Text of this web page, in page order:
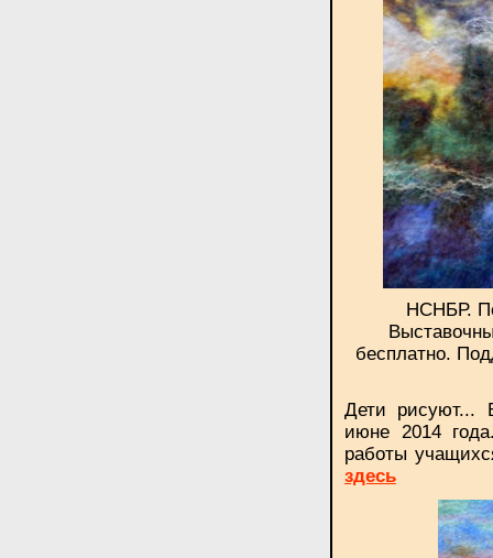
НСНБР.
бесплатно.
Дети рисуют...
июне 2014
работы
здесь